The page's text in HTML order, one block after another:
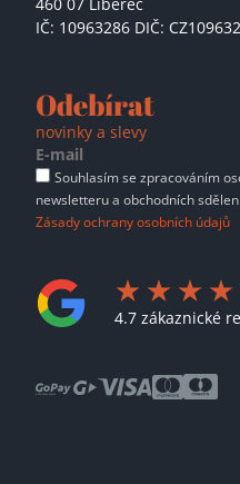
IČ: 10963286 DIČ:
Odebírat
novinky a slevy
Souhlasím se zpracováním
newsletteru a obchodních
Zásady ochrany osobních údajů
4.7 zákaznické